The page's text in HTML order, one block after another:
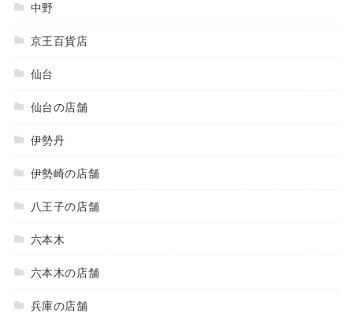
中野
京王百貨店
仙台
仙台の店舗
伊勢丹
伊勢崎の店舗
八王子の店舗
六本木
六本木の店舗
兵庫の店舗